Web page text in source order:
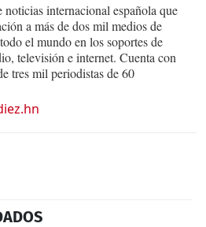
noticias internacional española que
a más de dos mil medios de
el mundo en los soportes de
televisión e internet. Cuenta con
tres mil periodistas de 60